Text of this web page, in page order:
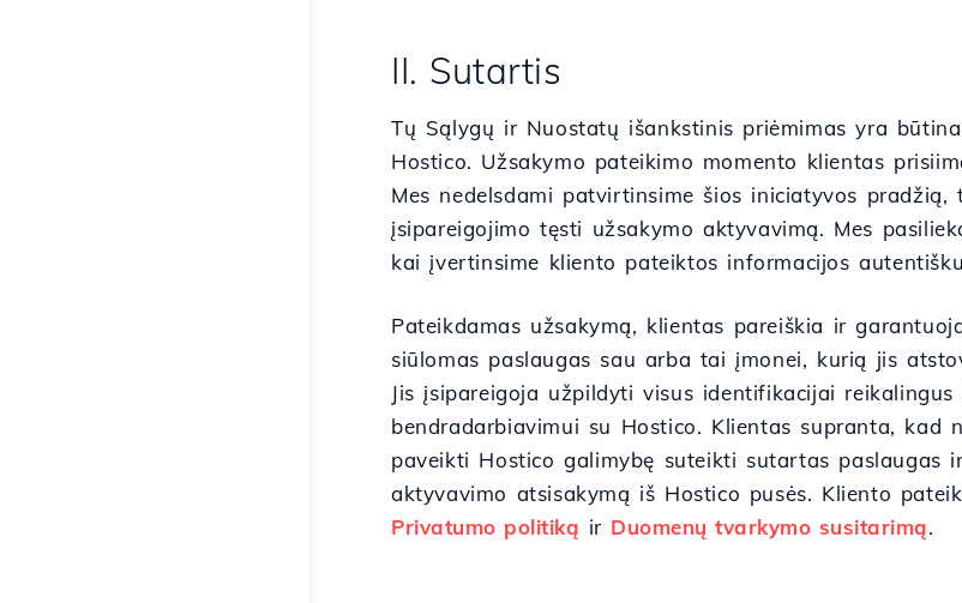
II. Sutartis
Tų Sąlygų ir Nuostatų išankstinis priėmimas yra
Hostico. Užsakymo pateikimo momento klientas
Mes nedelsdami patvirtinsime šios iniciatyvos
įsipareigojimo tęsti užsakymo aktyvavimą. Mes
kai įvertinsime kliento pateiktos informacijos
Pateikdamas užsakymą, klientas pareiškia ir
siūlomas paslaugas sau arba tai įmonei, kurią jis
Jis įsipareigoja užpildyti visus identifikacijai
bendradarbiavimui su Hostico. Klientas supranta, kad
paveikti Hostico galimybę suteikti sutartas paslaugas
aktyvavimo atsisakymą iš Hostico pusės. Kliento
Privatumo politiką ir Duomenų tvarkymo susitarimą.